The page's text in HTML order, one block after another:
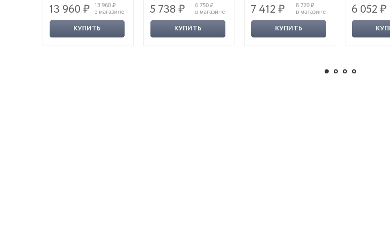
13 960 ₽
13 960 ₽
в магазине
КУПИТЬ
5 738 ₽
6 750 ₽
в магазине
КУПИТЬ
7 412 ₽
8 720 ₽
в магазине
КУПИТЬ
6 052 ₽